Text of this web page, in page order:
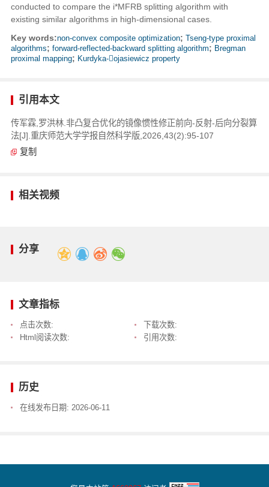
conducted to compare the i*MFRB splitting algorithm with
existing similar algorithms in high-dimensional cases.
Key words:non-convex composite optimization; Tseng-type proximal
algorithms; forward-reflected-backward splitting algorithm; Bregman
proximal mapping; Kurdyka-ojasiewicz property
引用本文
传军霖,罗洪林.非凸复合优化的镜像惯性修正前向-反射-后向分裂算
法[J].重庆师范大学学报自然科学版,2026,43(2):95-107
复制
相关视频
分享
文章指标
点击次数:
下载次数:
Html阅读次数:
引用次数:
历史
在线发布日期: 2026-06-11